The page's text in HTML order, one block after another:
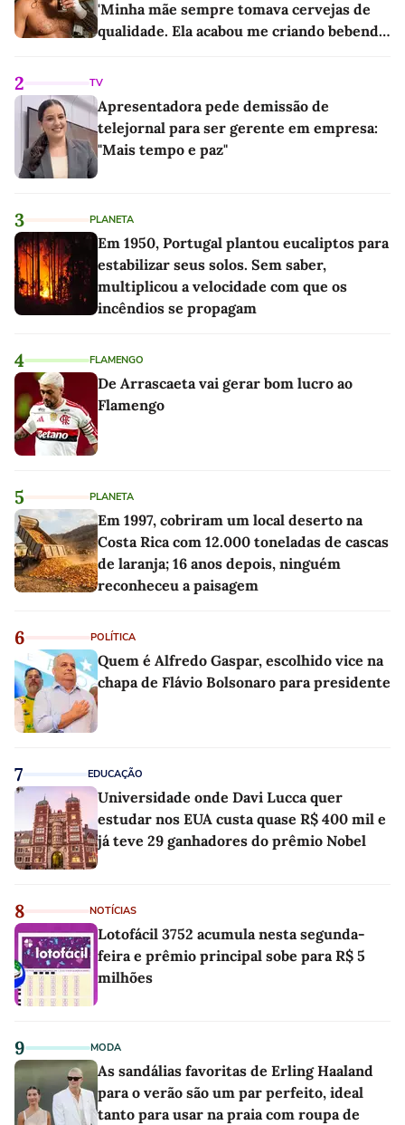
'Minha mãe sempre tomava cervejas de
qualidade. Ela acabou me criando bebendo
2 TV
Apresentadora pede demissão de
telejornal para ser gerente em empresa:
"Mais tempo e paz"
3 PLANETA
Em 1950, Portugal plantou eucaliptos para
estabilizar seus solos. Sem saber,
multiplicou a velocidade com que os
incêndios se propagam
4 FLAMENGO
De Arrascaeta vai gerar bom lucro ao
Flamengo
5 PLANETA
Em 1997, cobriram um local deserto na
Costa Rica com 12.000 toneladas de cascas
de laranja; 16 anos depois, ninguém
reconheceu a paisagem
6 POLÍTICA
Quem é Alfredo Gaspar, escolhido vice na
chapa de Flávio Bolsonaro para presidente
7 EDUCAÇÃO
Universidade onde Davi Lucca quer
estudar nos EUA custa quase R$ 400 mil e
já teve 29 ganhadores do prêmio Nobel
8 NOTÍCIAS
Lotofácil 3752 acumula nesta segunda-
feira e prêmio principal sobe para R$ 5
milhões
9 MODA
As sandálias favoritas de Erling Haaland
para o verão são um par perfeito, ideal
tanto para usar na praia com roupa de